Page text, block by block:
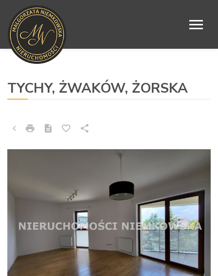
TYCHY, ŻWAKÓW, ŻORSKA
MIESZKANIE NA SPRZEDAŻ